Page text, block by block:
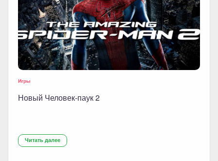
Игры
Новый Человек-паук 2
Читать далее